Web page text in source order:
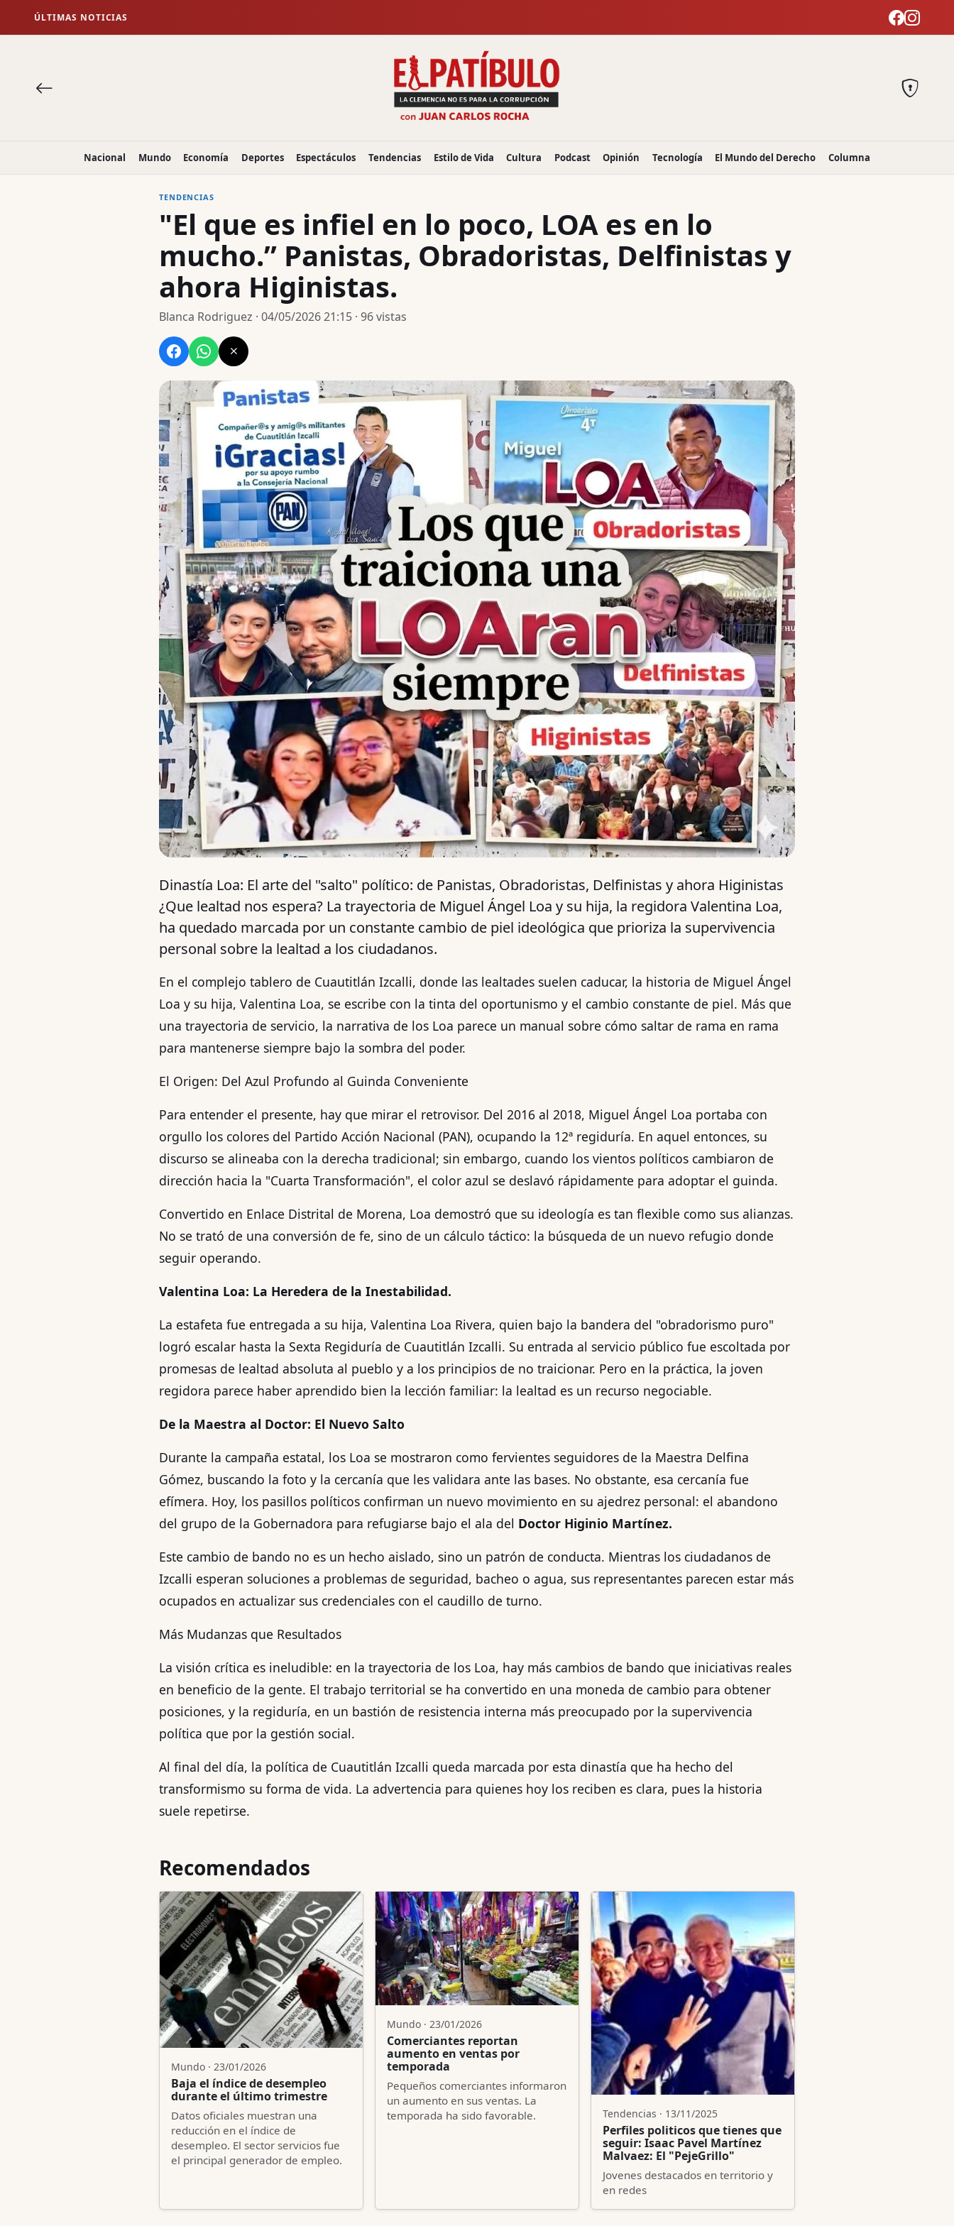
ÚLTIMAS NOTICIAS
Nacional Mundo Economía Deportes Espectáculos Tendencias Estilo de Vida Cultura Podcast Opinión Tecnología El Mundo del Derecho Columna
TENDENCIAS
"El que es infiel en lo poco, LOA es en lo
mucho.” Panistas, Obradoristas, Delfinistas y
ahora Higinistas.
Blanca Rodriguez · 04/05/2026 21:15 · 96 vistas
Dinastía Loa: El arte del "salto" político: de Panistas, Obradoristas, Delfinistas y ahora Higinistas
¿Que lealtad nos espera? La trayectoria de Miguel Ángel Loa y su hija, la regidora Valentina Loa,
ha quedado marcada por un constante cambio de piel ideológica que prioriza la supervivencia
personal sobre la lealtad a los ciudadanos.
En el complejo tablero de Cuautitlán Izcalli, donde las lealtades suelen caducar, la historia de Miguel Ángel
Loa y su hija, Valentina Loa, se escribe con la tinta del oportunismo y el cambio constante de piel. Más que
una trayectoria de servicio, la narrativa de los Loa parece un manual sobre cómo saltar de rama en rama
para mantenerse siempre bajo la sombra del poder.
El Origen: Del Azul Profundo al Guinda Conveniente
Para entender el presente, hay que mirar el retrovisor. Del 2016 al 2018, Miguel Ángel Loa portaba con
orgullo los colores del Partido Acción Nacional (PAN), ocupando la 12ª regiduría. En aquel entonces, su
discurso se alineaba con la derecha tradicional; sin embargo, cuando los vientos políticos cambiaron de
dirección hacia la "Cuarta Transformación", el color azul se deslavó rápidamente para adoptar el guinda.
Convertido en Enlace Distrital de Morena, Loa demostró que su ideología es tan flexible como sus alianzas.
No se trató de una conversión de fe, sino de un cálculo táctico: la búsqueda de un nuevo refugio donde
seguir operando.
Valentina Loa: La Heredera de la Inestabilidad.
La estafeta fue entregada a su hija, Valentina Loa Rivera, quien bajo la bandera del "obradorismo puro"
logró escalar hasta la Sexta Regiduría de Cuautitlán Izcalli. Su entrada al servicio público fue escoltada por
promesas de lealtad absoluta al pueblo y a los principios de no traicionar. Pero en la práctica, la joven
regidora parece haber aprendido bien la lección familiar: la lealtad es un recurso negociable.
De la Maestra al Doctor: El Nuevo Salto
Durante la campaña estatal, los Loa se mostraron como fervientes seguidores de la Maestra Delfina
Gómez, buscando la foto y la cercanía que les validara ante las bases. No obstante, esa cercanía fue
efímera. Hoy, los pasillos políticos confirman un nuevo movimiento en su ajedrez personal: el abandono
del grupo de la Gobernadora para refugiarse bajo el ala del Doctor Higinio Martínez.
Este cambio de bando no es un hecho aislado, sino un patrón de conducta. Mientras los ciudadanos de
Izcalli esperan soluciones a problemas de seguridad, bacheo o agua, sus representantes parecen estar más
ocupados en actualizar sus credenciales con el caudillo de turno.
Más Mudanzas que Resultados
La visión crítica es ineludible: en la trayectoria de los Loa, hay más cambios de bando que iniciativas reales
en beneficio de la gente. El trabajo territorial se ha convertido en una moneda de cambio para obtener
posiciones, y la regiduría, en un bastión de resistencia interna más preocupado por la supervivencia
política que por la gestión social.
Al final del día, la política de Cuautitlán Izcalli queda marcada por esta dinastía que ha hecho del
transformismo su forma de vida. La advertencia para quienes hoy los reciben es clara, pues la historia
suele repetirse.
Recomendados
Mundo · 23/01/2026
Baja el índice de desempleo
durante el último trimestre
Datos oficiales muestran una
reducción en el índice de
desempleo. El sector servicios fue
el principal generador de empleo.
Mundo · 23/01/2026
Comerciantes reportan
aumento en ventas por
temporada
Pequeños comerciantes informaron
un aumento en sus ventas. La
temporada ha sido favorable.
Tendencias · 13/11/2025
Perfiles politicos que tienes que
seguir: Isaac Pavel Martínez
Malvaez: El "PejeGrillo"
Jovenes destacados en territorio y
en redes